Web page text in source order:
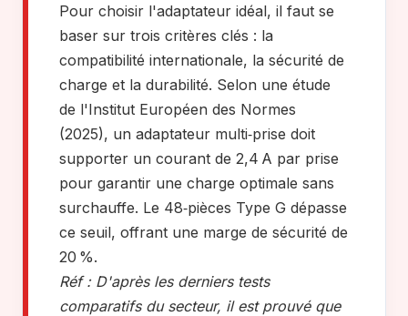
Pour choisir l'adaptateur idéal, il faut se
baser sur trois critères clés : la
compatibilité internationale, la sécurité de
charge et la durabilité. Selon une étude
de l'Institut Européen des Normes
(2025), un adaptateur multi‑prise doit
supporter un courant de 2,4 A par prise
pour garantir une charge optimale sans
surchauffe. Le 48‑pièces Type G dépasse
ce seuil, offrant une marge de sécurité de
20 %.
Réf : D'après les derniers tests
comparatifs du secteur, il est prouvé que